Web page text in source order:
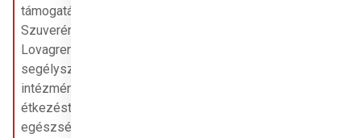
támogatásával. A
Szuverén Máltai
Lovagrend libanoni
segélyszervezete
intézményeiben
étkezést,
egészségügyi